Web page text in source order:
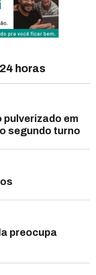
horas
em
segundo turno
preocupa